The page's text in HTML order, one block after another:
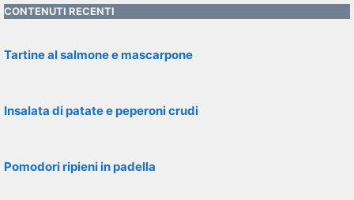
CONTENUTI RECENTI
Tartine al salmone e mascarpone
Insalata di patate e peperoni crudi
Pomodori ripieni in padella